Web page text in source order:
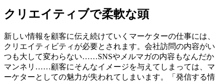
クリエイティブで柔軟な頭
新しい情報を顧客に伝え続けていくマーケターの仕事には、
クリエイティビティが必要とされます。会社訪問の内容がい
つも大して変わらない……SNSやメルマガの内容もなんだか
マンネリ……顧客にそんなイメージを与えてしまっては、マ
ーケターとしての魅力が失われてしまいます。「発信する情